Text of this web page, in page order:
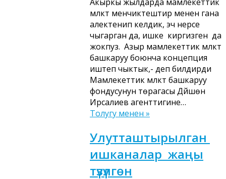
мүлктү менчиктештирүү менен гана
алектенип келдик, эч нерсе
чыгарган да, ишке киргизген да
жокпуз. Азыр мамлекеттик мүлктү
башкаруу боюнча концепция
иштеп чыктык,- деп билдирди
Мамлекеттик мүлктү башкаруу
фондусунун төрагасы Дүйшөн
Ирсалиев агенттигине…
Толугу менен »
Улутташтырылган
ишканалар жаңы
түзүлгөн